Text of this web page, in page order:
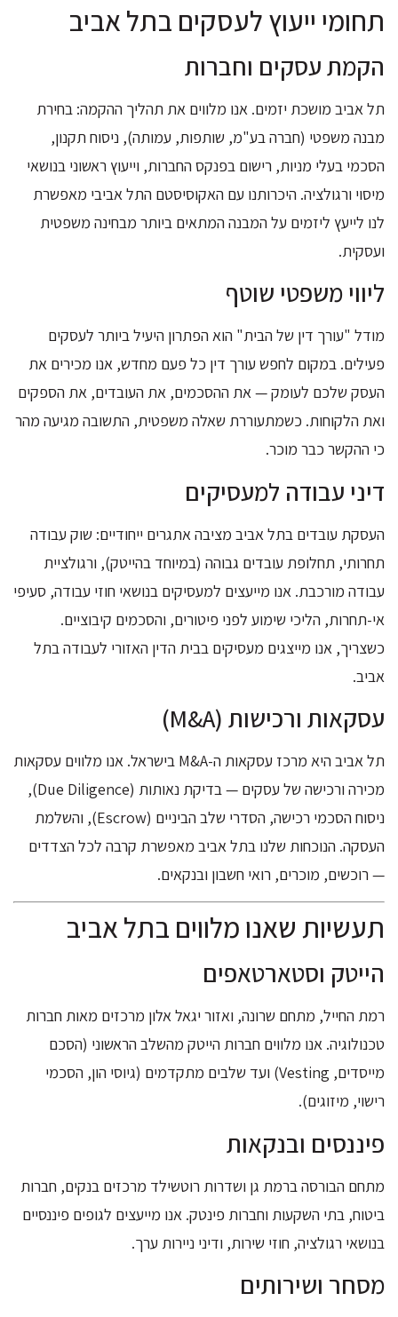
תחומי ייעוץ לעסקים בתל אביב
הקמת עסקים וחברות
תל אביב מושכת יזמים. אנו מלווים את תהליך ההקמה: בחירת
מבנה משפטי (חברה בע"מ, שותפות, עמותה), ניסוח תקנון,
הסכמי בעלי מניות, רישום בפנקס החברות, וייעוץ ראשוני בנושאי
מיסוי ורגולציה. היכרותנו עם האקוסיסטם התל אביבי מאפשרת
לנו לייעץ ליזמים על המבנה המתאים ביותר מבחינה משפטית
ועסקית.
ליווי משפטי שוטף
מודל "עורך דין של הבית" הוא הפתרון היעיל ביותר לעסקים
פעילים. במקום לחפש עורך דין כל פעם מחדש, אנו מכירים את
העסק שלכם לעומק — את ההסכמים, את העובדים, את הספקים
ואת הלקוחות. כשמתעוררת שאלה משפטית, התשובה מגיעה מהר
כי ההקשר כבר מוכר.
דיני עבודה למעסיקים
העסקת עובדים בתל אביב מציבה אתגרים ייחודיים: שוק עבודה
תחרותי, תחלופת עובדים גבוהה (במיוחד בהייטק), ורגולציית
עבודה מורכבת. אנו מייעצים למעסיקים בנושאי חוזי עבודה, סעיפי
אי-תחרות, הליכי שימוע לפני פיטורים, והסכמים קיבוציים.
כשצריך, אנו מייצגים מעסיקים בבית הדין האזורי לעבודה בתל
אביב.
עסקאות ורכישות (M&A)
תל אביב היא מרכז עסקאות ה-M&A בישראל. אנו מלווים עסקאות
מכירה ורכישה של עסקים — בדיקת נאותות (Due Diligence),
ניסוח הסכמי רכישה, הסדרי שלב הביניים (Escrow), והשלמת
העסקה. הנוכחות שלנו בתל אביב מאפשרת קרבה לכל הצדדים
— רוכשים, מוכרים, רואי חשבון ובנקאים.
תעשיות שאנו מלווים בתל אביב
הייטק וסטארטאפים
רמת החייל, מתחם שרונה, ואזור יגאל אלון מרכזים מאות חברות
טכנולוגיה. אנו מלווים חברות הייטק מהשלב הראשוני (הסכם
מייסדים, Vesting) ועד שלבים מתקדמים (גיוסי הון, הסכמי
רישוי, מיזוגים).
פיננסים ובנקאות
מתחם הבורסה ברמת גן ושדרות רוטשילד מרכזים בנקים, חברות
ביטוח, בתי השקעות וחברות פינטק. אנו מייעצים לגופים פיננסיים
בנושאי רגולציה, חוזי שירות, ודיני ניירות ערך.
מסחר ושירותים